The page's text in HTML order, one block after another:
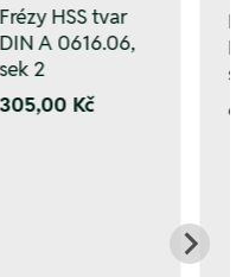
Frézy HSS tvar
DIN A 0616.06,
sek 2
305,00 Kč